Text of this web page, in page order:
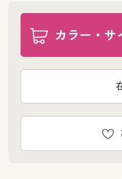
カラー・サ